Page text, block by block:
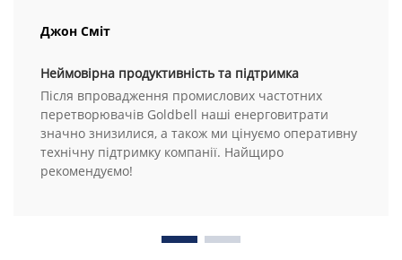
Джон Сміт
Неймовірна продуктивність та підтримка
Після впровадження промислових частотних
перетворювачів Goldbell наші енерговитрати
значно знизилися, а також ми цінуємо оперативну
технічну підтримку компанії. Найщиро
рекомендуємо!